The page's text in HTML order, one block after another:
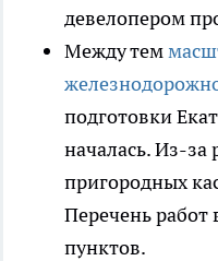
девелопером
Между тем
подготовки
началась. Из-за
пригородных
Перечень работ
пунктов.